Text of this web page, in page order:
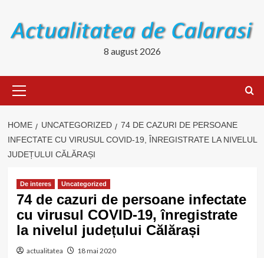
content
8 august 2026
Menu
HOME UNCATEGORIZED
74 DE CAZURI DE PERSOANE
INFECTATE CU VIRUSUL COVID-19, ÎNREGISTRATE LA NIVELUL
JUDEȚULUI CĂLĂRAȘI
De interes Uncategorized
74 de cazuri de persoane infectate
cu virusul COVID-19, înregistrate
la nivelul județului Călărași
actualitatea 18 mai 2020